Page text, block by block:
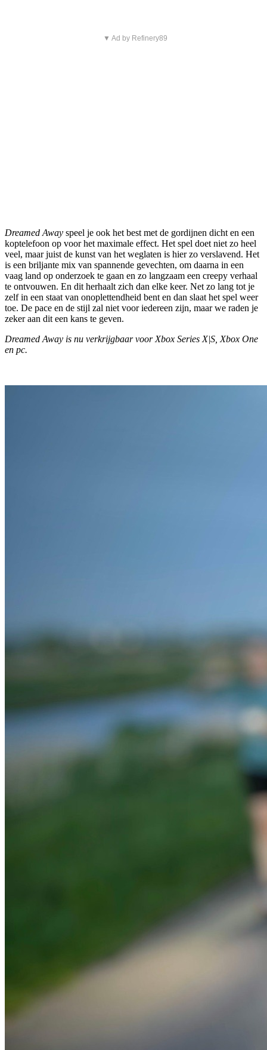
▼ Ad by Refinery89
Dreamed Away speel je ook het best met de gordijnen dicht en een
koptelefoon op voor het maximale effect. Het spel doet niet zo heel
veel, maar juist de kunst van het weglaten is hier zo verslavend. Het
is een briljante mix van spannende gevechten, om daarna in een
vaag land op onderzoek te gaan en zo langzaam een creepy verhaal
te ontvouwen. En dit herhaalt zich dan elke keer. Net zo lang tot je
zelf in een staat van onoplettendheid bent en dan slaat het spel weer
toe. De pace en de stijl zal niet voor iedereen zijn, maar we raden je
zeker aan dit een kans te geven.
Dreamed Away is nu verkrijgbaar voor Xbox Series X|S, Xbox One
en pc.